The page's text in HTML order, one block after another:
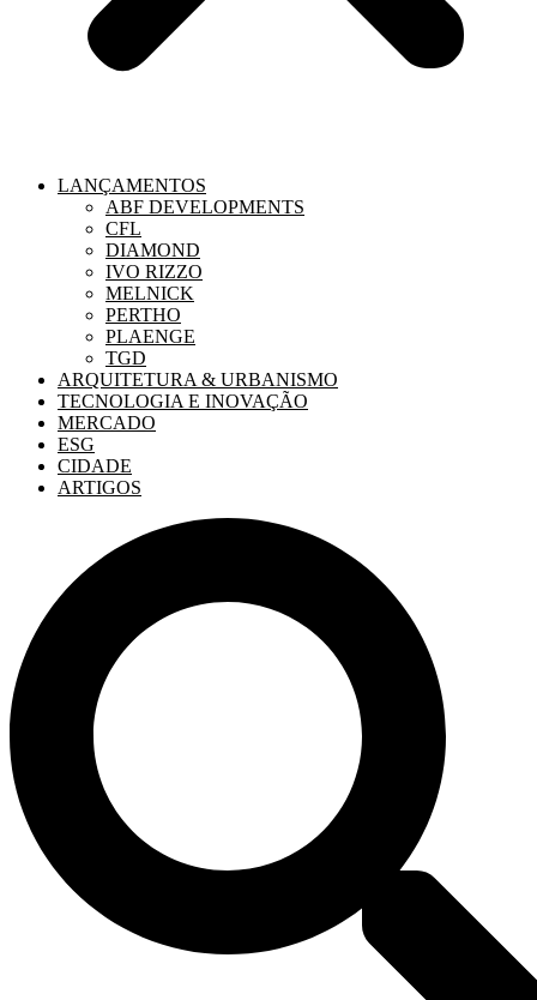
LANÇAMENTOS
ABF DEVELOPMENTS
CFL
DIAMOND
IVO RIZZO
MELNICK
PERTHO
PLAENGE
TGD
ARQUITETURA & URBANISMO
TECNOLOGIA E INOVAÇÃO
MERCADO
ESG
CIDADE
ARTIGOS